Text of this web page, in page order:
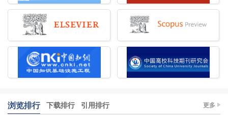
浏览排行 下载排行 引用排行 更多